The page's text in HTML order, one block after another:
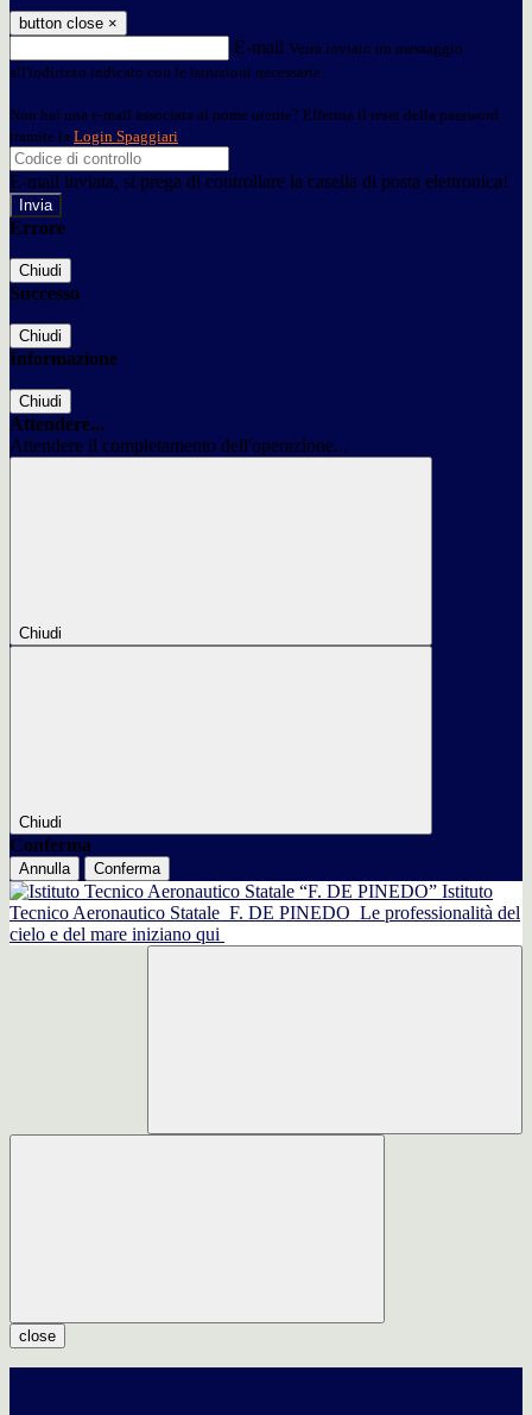
button close ×
E-mail Verrà inviato un messaggio
all'indirizzo indicato con le istruzioni necessarie.
Non hai una e-mail associata al nome utente? Effettua il reset della password
tramite la Login Spaggiari
E-mail inviata, si prega di controllare la casella di posta elettronica!
Errore
Chiudi
Successo
Chiudi
Informazione
Chiudi
Attendere...
Attendere il completamento dell'operazione...
Chiudi
Chiudi
Conferma
Annulla Conferma
Istituto
Tecnico Aeronautico Statale F. DE PINEDO Le professionalità del
cielo e del mare iniziano qui
close